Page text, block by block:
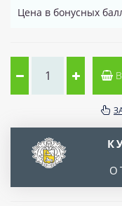
Цена в бонусных